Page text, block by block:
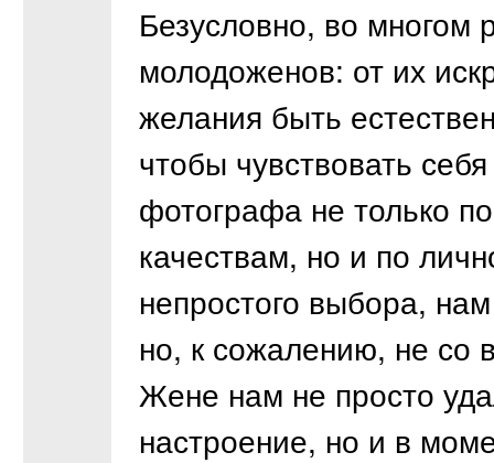
Безусловно, во многом
молодоженов: от их
желания быть
чтобы чувствовать
фотографа не только
качествам, но и по
непростого выбора,
но, к сожалению, не
Жене нам не просто
настроение, но и в